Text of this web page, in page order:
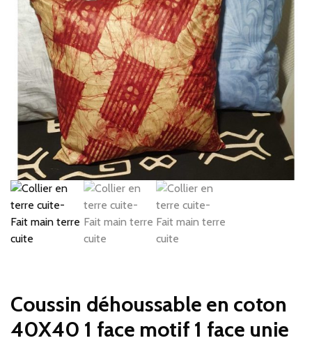
Coussin déhoussable en coton
40X40 1 face motif 1 face unie